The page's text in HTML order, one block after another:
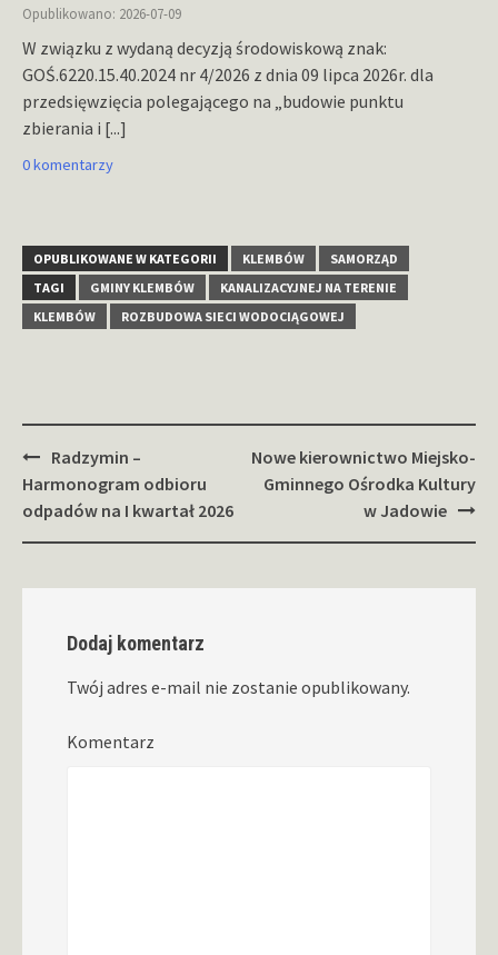
Opublikowano: 2026-07-09
W związku z wydaną decyzją środowiskową znak:
GOŚ.6220.15.40.2024 nr 4/2026 z dnia 09 lipca 2026r. dla
przedsięwzięcia polegającego na „budowie punktu
zbierania i [...]
0 komentarzy
OPUBLIKOWANE W KATEGORII KLEMBÓW
SAMORZĄD
TAGI
GMINY KLEMBÓW
KANALIZACYJNEJ NA TERENIE
KLEMBÓW
ROZBUDOWA SIECI WODOCIĄGOWEJ
Zobacz
wpisy
Radzymin –
Harmonogram odbioru
odpadów na I kwartał 2026
Nowe kierownictwo Miejsko-
Gminnego Ośrodka Kultury
w Jadowie
Dodaj komentarz
Twój adres e-mail nie zostanie opublikowany.
Komentarz